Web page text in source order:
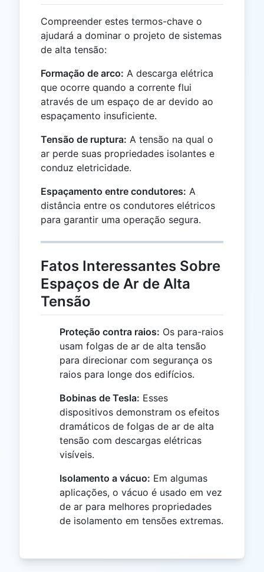
Compreender estes termos-chave o
ajudará a dominar o projeto de sistemas
de alta tensão:
Formação de arco: A descarga elétrica
que ocorre quando a corrente flui
através de um espaço de ar devido ao
espaçamento insuficiente.
Tensão de ruptura: A tensão na qual o
ar perde suas propriedades isolantes e
conduz eletricidade.
Espaçamento entre condutores: A
distância entre os condutores elétricos
para garantir uma operação segura.
Fatos Interessantes Sobre
Espaços de Ar de Alta
Tensão
Proteção contra raios: Os para-raios
usam folgas de ar de alta tensão
para direcionar com segurança os
raios para longe dos edifícios.
Bobinas de Tesla: Esses
dispositivos demonstram os efeitos
dramáticos de folgas de ar de alta
tensão com descargas elétricas
visíveis.
Isolamento a vácuo: Em algumas
aplicações, o vácuo é usado em vez
de ar para melhores propriedades
de isolamento em tensões extremas.